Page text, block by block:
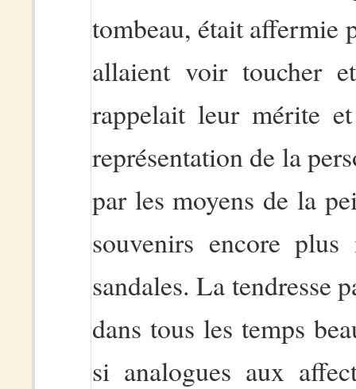
tombeau, était affermie
allaient voir toucher
rappelait leur mérite
représentation de la
par les moyens de la
souvenirs encore
sandales. La tendresse
dans tous les temps
si analogues aux